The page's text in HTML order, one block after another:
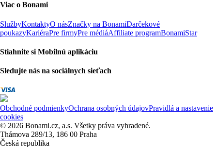
Viac o Bonami
SlužbyKontaktyO násZnačky na BonamiDarčekové
poukazyKariéraPre firmyPre médiáAffiliate programBonamiStar
Stiahnite si Mobilnú aplikáciu
Sledujte nás na sociálnych sieťach
Obchodné podmienkyOchrana osobných údajovPravidlá a nastavenie
cookies
© 2026 Bonami.cz, a.s. Všetky práva vyhradené.
Thámova 289/13, 186 00 Praha
Česká republika